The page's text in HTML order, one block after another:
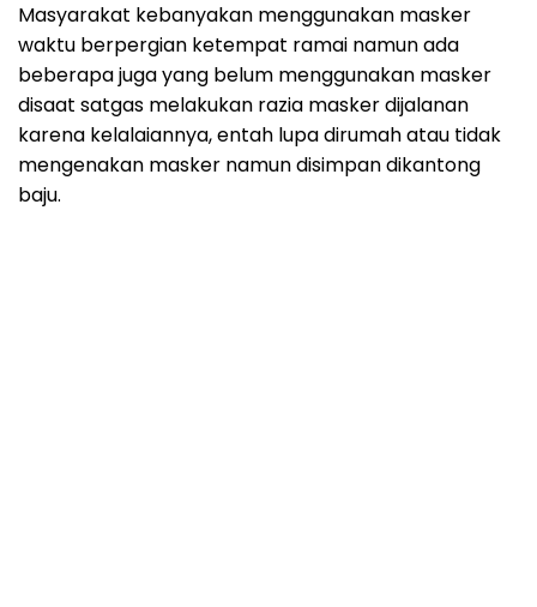
Masyarakat kebanyakan menggunakan masker
waktu berpergian ketempat ramai namun ada
beberapa juga yang belum menggunakan masker
disaat satgas melakukan razia masker dijalanan
karena kelalaiannya, entah lupa dirumah atau tidak
mengenakan masker namun disimpan dikantong
baju.